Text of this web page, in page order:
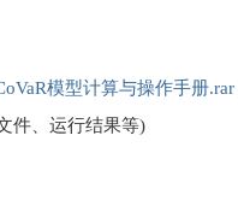
模型计算与操作手册.rar
件、运行结果等)